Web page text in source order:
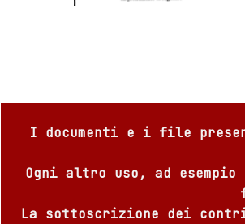
I documenti e i file
Ogni altro uso, ad
La sottoscrizione dei